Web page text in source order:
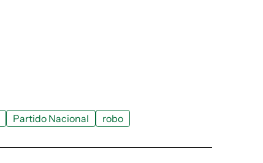
Partido Nacional robo